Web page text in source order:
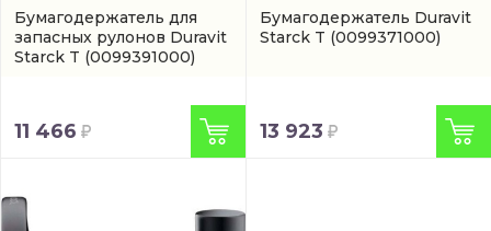
Бумагодержатель для
запасных рулонов Duravit
Starck T (0099391000)
11 466
Бумагодержатель Duravit
Starck T (0099371000)
13 923